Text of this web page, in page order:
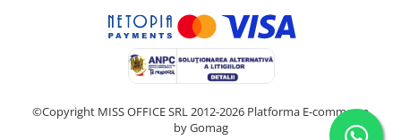
©Copyright MISS OFFICE SRL 2012-2026 Platforma E-commerce
by Gomag